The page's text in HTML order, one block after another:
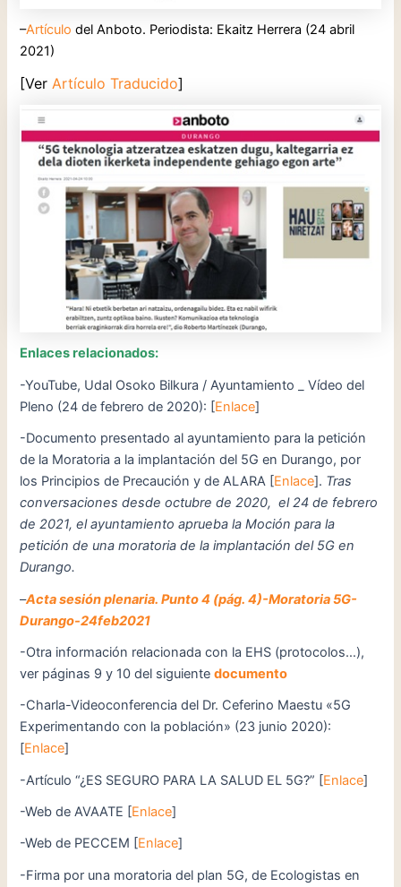
–Artículo del Anboto. Periodista: Ekaitz Herrera (24 abril
2021)
[Ver Artículo Traducido]
Enlaces relacionados:
-YouTube, Udal Osoko Bilkura / Ayuntamiento _ Vídeo del
Pleno (24 de febrero de 2020): [Enlace]
-Documento presentado al ayuntamiento para la petición
de la Moratoria a la implantación del 5G en Durango, por
los Principios de Precaución y de ALARA [Enlace]. Tras
conversaciones desde octubre de 2020, el 24 de febrero
de 2021, el ayuntamiento aprueba la Moción para la
petición de una moratoria de la implantación del 5G en
Durango.
–Acta sesión plenaria. Punto 4 (pág. 4)-Moratoria 5G-
Durango-24feb2021
-Otra información relacionada con la EHS (protocolos…),
ver páginas 9 y 10 del siguientedocumento
-Charla-Videoconferencia del Dr. Ceferino Maestu «5G
Experimentando con la población» (23 junio 2020):
[Enlace]
-Artículo “¿ES SEGURO PARA LA SALUD EL 5G?” [Enlace]
-Web de AVAATE [Enlace]
-Web de PECCEM [ Enlace]
-Firma por una moratoria del plan 5G, de Ecologistas en